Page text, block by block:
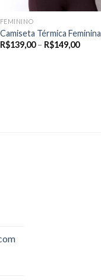
FEMININO
Camiseta Térmica Feminina
R$139,00 – R$149,00Price